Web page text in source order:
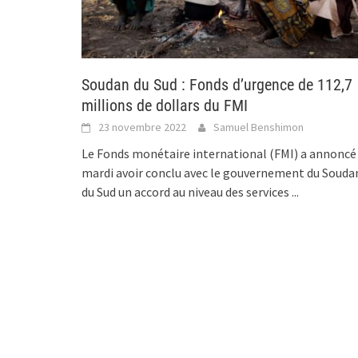
Soudan du Sud : Fonds d’urgence de 112,7
millions de dollars du FMI
23 novembre 2022 Samuel Benshimon
Le Fonds monétaire international (FMI) a annoncé
mardi avoir conclu avec le gouvernement du
du Sud un accord au niveau des services ...